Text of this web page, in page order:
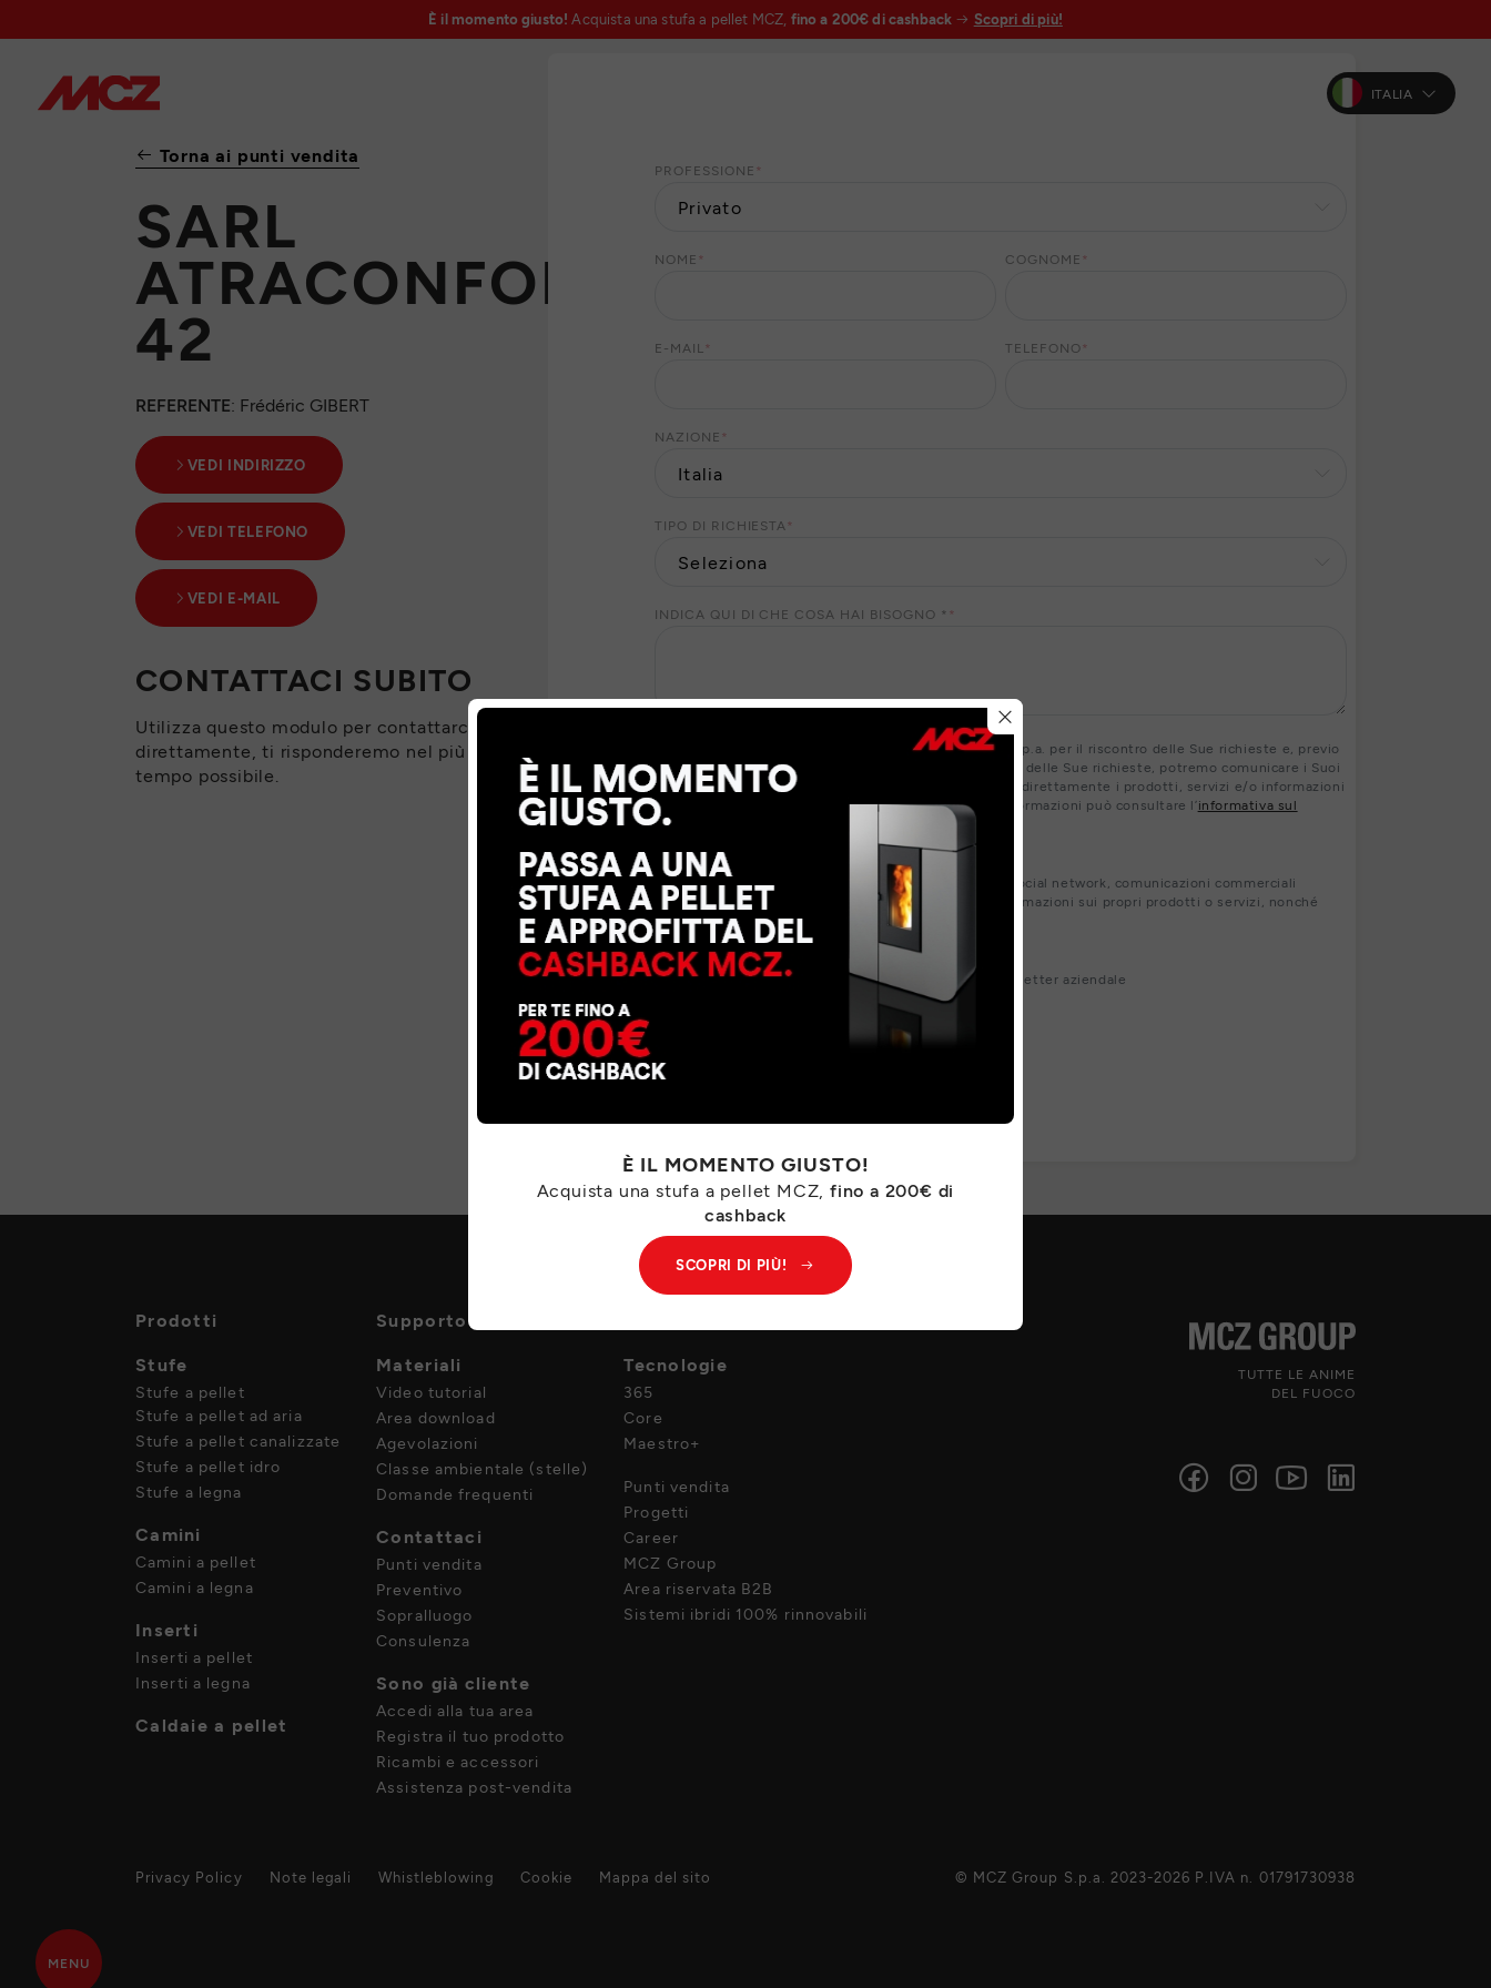
È il momento giusto! Acquista una stufa a pellet MCZ, fino a 200€ di cashback Scopri di più!
ITALIA
Torna ai punti vendita
SARL
ATRACONFORT
42
REFERENTE: Frédéric GIBERT
VEDI INDIRIZZO
VEDI TELEFONO
VEDI E-MAIL
CONTATTACI SUBITO
Utilizza questo modulo per contattarci
direttamente, ti risponderemo nel più breve
tempo possibile.
PROFESSIONE *
NOME * COGNOME *
E-MAIL * TELEFONO*
NAZIONE *
TIPO DI RICHIESTA *
INDICA QUI DI CHE COSA HAI BISOGNO * *
I Suoi dati personali saranno trattati da MCZ GROUP S.p.a. per il riscontro delle Sue richieste e, previo
suo consenso, per finalità di marketing. Per il riscontro delle Sue richieste, potremo comunicare i Suoi
dati personali ai nostri partner locali che Le forniranno direttamente i prodotti, servizi e/o informazioni
richiesti. Per esercitare i Suoi diritti o per maggiori informazioni può consultare l’informativa sul
trattamento dei dati personali
CONSENTO
NON CONSENTO
a MCZ GROUP S.p.a. di inviarmi tramite e-mail, sms, social network, comunicazioni commerciali
contenenti sondaggi di opinione e di gradimento, informazioni sui propri prodotti o servizi, nonché
promozioni o inviti ad eventi
CONSENTO
NON CONSENTO
a MCZ GROUP S.p.a. di inviarmi tramite e-mail la newsletter aziendale
Prodotti
Stufe
Stufe a pellet
Stufe a pellet ad aria
Stufe a pellet canalizzate
Stufe a pellet idro
Stufe a legna
Camini
Camini a pellet
Camini a legna
Inserti
Inserti a pellet
Inserti a legna
Caldaie a pellet
Supporto
Materiali
Video tutorial
Area download
Agevolazioni
Classe ambientale (stelle)
Domande frequenti
Contattaci
Punti vendita
Preventivo
Sopralluogo
Consulenza
Sono già cliente
Accedi alla tua area
Registra il tuo prodotto
Ricambi e accessori
Assistenza post-vendita
Tecnologie
365
Core
Maestro+
Punti vendita
Progetti
Career
MCZ Group
Area riservata B2B
Sistemi ibridi 100% rinnovabili
TUTTE LE ANIME
DEL FUOCO
Privacy Policy Note legali Whistleblowing Cookie Mappa del sito © MCZ Group S.p.a. 2023-2026 P.IVA n. 01791730938
MENU
È IL MOMENTO GIUSTO!
Acquista una stufa a pellet MCZ, fino a 200€ di
cashback
SCOPRI DI PIÙ!